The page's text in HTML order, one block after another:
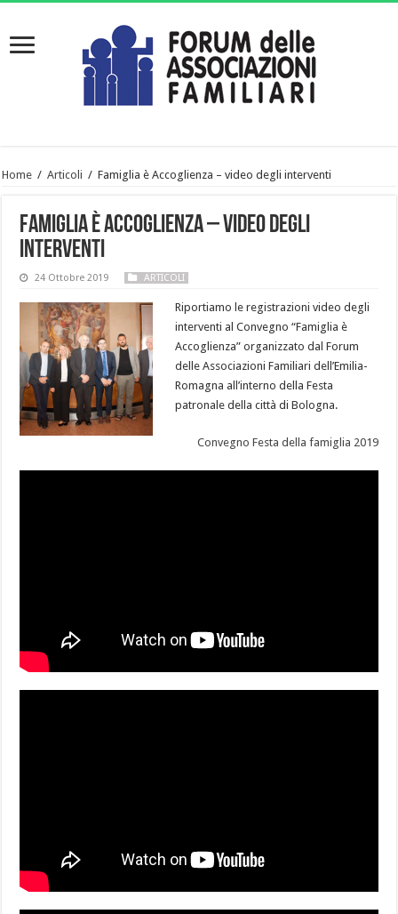
Home / Articoli / Famiglia è Accoglienza – video degli interventi
Famiglia è Accoglienza – video degli
interventi
24 Ottobre 2019 ARTICOLI
Riportiamo le registrazioni video degli
interventi al Convegno “Famiglia è
Accoglienza” organizzato dal Forum
delle Associazioni Familiari dell’Emilia-
Romagna all’interno della Festa
patronale della città di Bologna.
Convegno Festa della famiglia 2019